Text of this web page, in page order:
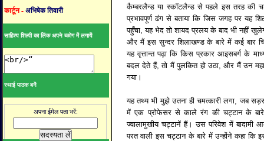
कार्टून - अभिषेक तिवारी
साहित्य शिल्पी का लिंक अपने ब्ळोग में लगायें
स्थाई पाठक बनें
अपना ईमेल पता भरें:
कैम्बरलैन्ड या स्कॉटलैन्ड से पहले इस तरह की
प्रभावपूर्ण ढंग से बताया कि जिस जगह पर यह
पहुँचा, यह भेद तो शायद प्रलय के बाद भी नहीं
और मैं इस सुन्दर शिलाखण्ड के बारे में कई बार
यह वृत्तान्त पढ़ा कि किस प्रकार आइसबर्ग के
बदल देते हैं, तो मैं पुलकित हो उठा, और मैं उन
गया।
यह तथ्य भी मुझे उतना ही चमत्कारी लगा, जब
में एक प्रोफेसर से काले रंग की चट्टान के बारे
ज्वालामुखीय चट्टानें हैं। उस परिवेश में बादामी
परत वाली इस चट्टान के बारे में उन्होंने कहा कि